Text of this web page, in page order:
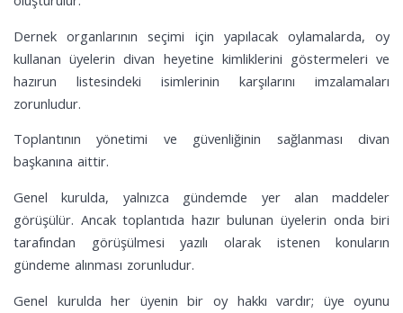
Dernek organlarının seçimi için yapılacak oylamalarda, oy
kullanan üyelerin divan heyetine kimliklerini göstermeleri ve
hazırun listesindeki isimlerinin karşılarını imzalamaları
zorunludur.
Toplantının yönetimi ve güvenliğinin sağlanması divan
başkanına aittir.
Genel kurulda, yalnızca gündemde yer alan maddeler
görüşülür. Ancak toplantıda hazır bulunan üyelerin onda biri
tarafından görüşülmesi yazılı olarak istenen konuların
gündeme alınması zorunludur.
Genel kurulda her üyenin bir oy hakkı vardır; üye oyunu